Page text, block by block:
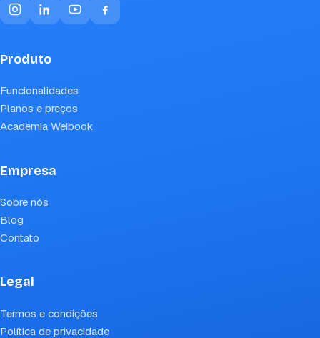
Produto
Funcionalidades
Planos e preços
Academia Weibook
Empresa
Sobre nós
Blog
Contato
Legal
Termos e condições
Política de privacidade